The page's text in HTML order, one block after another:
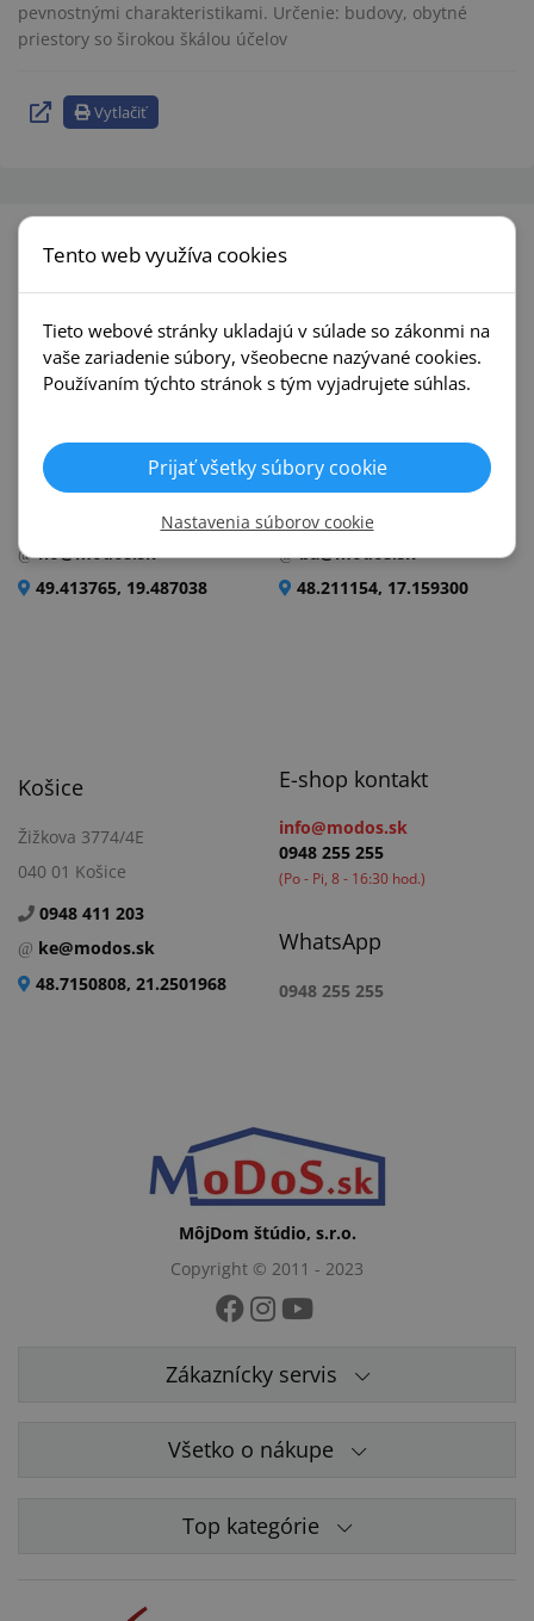
pevnostnými charakteristikami. Určenie: budovy, obytné
priestory so širokou škálou účelov
Vytlačiť
Predajne
Námestovo
Miestneho priemyslu 1028
Polyfunkčný dom ORMO
no@modos.sk
49.413765, 19.487038
Bratislava
Výhonska 1
Obchodný dom Drevona
0948 725 125
ba@modos.sk
48.211154, 17.159300
Košice
Žižkova 3774/4E
040 01 Košice
0948 411 203
ke@modos.sk
48.7150808, 21.2501968
E-shop kontakt
info@modos.sk
0948 255 255
(Po - Pi, 8 - 16:30 hod.)
WhatsApp
0948 255 255
MôjDom štúdio, s.r.o.
Copyright © 2011 - 2023
Zákaznícky servis
Všetko o nákupe
Top kategórie
Tento web využíva cookies
Tieto webové stránky ukladajú v súlade so zákonmi na
vaše zariadenie súbory, všeobecne nazývané cookies.
Používaním týchto stránok s tým vyjadrujete súhlas.
Prijať všetky súbory cookie
Nastavenia súborov cookie